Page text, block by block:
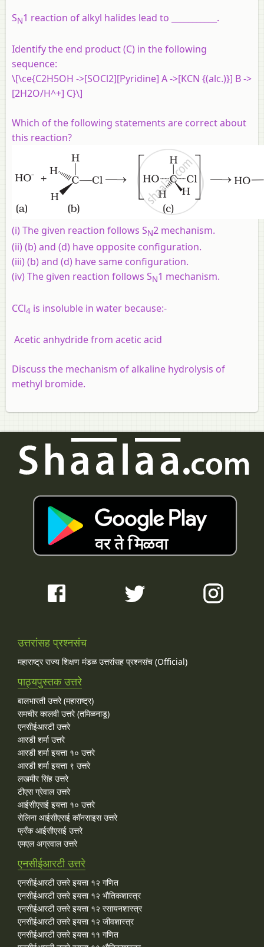
SN1 reaction of alkyl halides lead to ___________.
Identify the end product (C) in the following
sequence:
\[\ce{C2H5OH ->[SOCl2][Pyridine] A ->[KCN {(alc.)}] B ->
[2H2O/H^+] C}\]
Which of the following statements are correct about
this reaction?
(i) The given reaction follows SN2 mechanism.
(ii) (b) and (d) have opposite configuration.
(iii) (b) and (d) have same configuration.
(iv) The given reaction follows SN1 mechanism.
CCl4 is insoluble in water because:-
Acetic anhydride from acetic acid
Discuss the mechanism of alkaline hydrolysis of
methyl bromide.
उत्तरांसह प्रश्नसंच
महाराष्ट्र राज्य शिक्षण मंडळ उत्तरांसह प्रश्नसंच (Official)
पाठ्यपुस्तक उत्तरे
बालभारती उत्तरे (महाराष्ट्र)
समचीर कालवी उत्तरे (तमिळनाडू)
एनसीईआरटी उत्तरे
आरडी शर्मा उत्तरे
आरडी शर्मा इयत्ता १० उत्तरे
आरडी शर्मा इयत्ता ९ उत्तरे
लखमीर सिंह उत्तरे
टीएस ग्रेवाल उत्तरे
आईसीएसई इयत्ता १० उत्तरे
सेलिना आईसीएसई कॉनसाइस उत्तरे
फ्रँक आईसीएसई उत्तरे
एमएल अग्रवाल उत्तरे
एनसीईआरटी उत्तरे
एनसीईआरटी उत्तरे इयत्ता १२ गणित
एनसीईआरटी उत्तरे इयत्ता १२ भौतिकशास्त्र
एनसीईआरटी उत्तरे इयत्ता १२ रसायनशास्त्र
एनसीईआरटी उत्तरे इयत्ता १२ जीवशास्त्र
एनसीईआरटी उत्तरे इयत्ता ११ गणित